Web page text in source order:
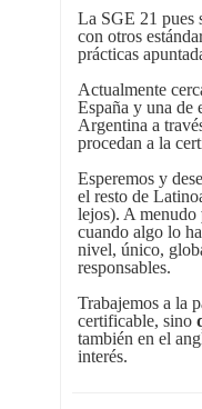
La SGE 21 pues
con otros
prácticas
Actualmente
España y una de
Argentina a
procedan a la
Esperemos y
el resto de
lejos). A menudo
cuando algo lo
nivel, único,
responsables.
Trabajemos a la
certificable, sino
también en el
interés.